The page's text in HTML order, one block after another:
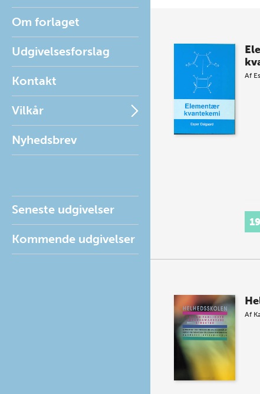
Om forlaget
Udgivelsesforslag
Kontakt
Vilkår
Nyhedsbrev
Seneste udgivelser
Kommende udgivelser
Af
Af